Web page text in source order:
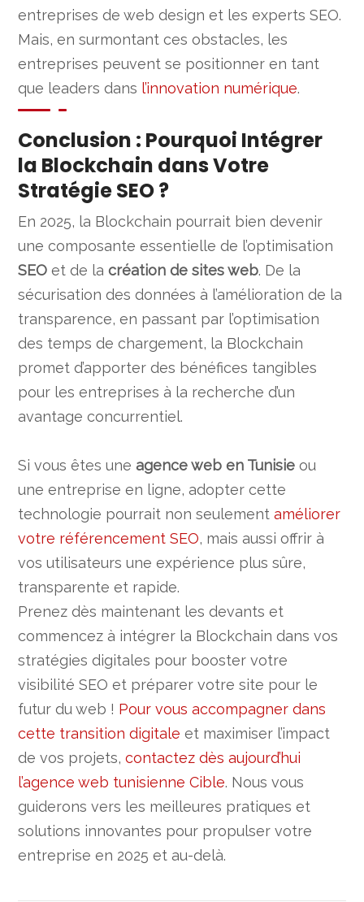
entreprises de web design et les experts SEO.
Mais, en surmontant ces obstacles, les
entreprises peuvent se positionner en tant
que leaders dans l’innovation numérique.
Conclusion : Pourquoi Intégrer
la Blockchain dans Votre
Stratégie SEO ?
En 2025, la Blockchain pourrait bien devenir
une composante essentielle de l’optimisation
SEO et de lacréation de sites web. De la
sécurisation des données à l’amélioration de la
transparence, en passant par l’optimisation
des temps de chargement, la Blockchain
promet d’apporter des bénéfices tangibles
pour les entreprises à la recherche d’un
avantage concurrentiel.
Si vous êtes uneagence web en Tunisie ou
une entreprise en ligne, adopter cette
technologie pourrait non seulementaméliorer
votre référencement SEO, mais aussi offrir à
vos utilisateurs une expérience plus sûre,
transparente et rapide.
Prenez dès maintenant les devants et
commencez à intégrer la Blockchain dans vos
stratégies digitales pour booster votre
visibilité SEO et préparer votre site pour le
futur du web ! Pour vous accompagner dans
cette transition digitale et maximiser l’impact
de vos projets,contactez dès aujourd’hui
l’agence web tunisienne Cible. Nous vous
guiderons vers les meilleures pratiques et
solutions innovantes pour propulser votre
entreprise en 2025 et au-delà.